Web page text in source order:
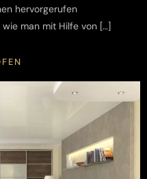
hervorgerufen
man mit Hilfe von […]